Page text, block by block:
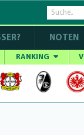
NOTEN
RANKING